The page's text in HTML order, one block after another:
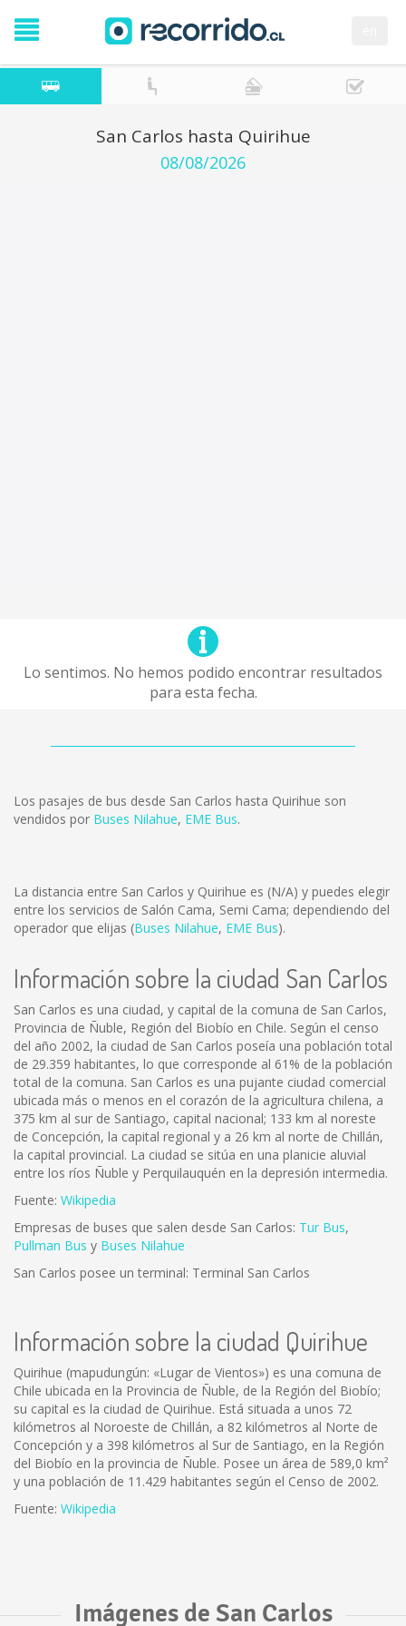
San Carlos hasta Quirihue
08/08/2026
Lo sentimos. No hemos podido encontrar resultados
para esta fecha.
Los pasajes de bus desde San Carlos hasta Quirihue son
vendidos por Buses Nilahue, EME Bus.
La distancia entre San Carlos y Quirihue es (N/A) y puedes elegir
entre los servicios de Salón Cama, Semi Cama; dependiendo del
operador que elijas (Buses Nilahue, EME Bus).
Información sobre la ciudad San Carlos
San Carlos es una ciudad, y capital de la comuna de San Carlos,
Provincia de Ñuble, Región del Biobío en Chile. Según el censo
del año 2002, la ciudad de San Carlos poseía una población total
de 29.359 habitantes, lo que corresponde al 61% de la población
total de la comuna. San Carlos es una pujante ciudad comercial
ubicada más o menos en el corazón de la agricultura chilena, a
375 km al sur de Santiago, capital nacional; 133 km al noreste
de Concepción, la capital regional y a 26 km al norte de Chillán,
la capital provincial. La ciudad se sitúa en una planicie aluvial
entre los ríos Ñuble y Perquilauquén en la depresión intermedia.
Fuente: Wikipedia
Empresas de buses que salen desde San Carlos: Tur Bus,
Pullman Bus y Buses Nilahue
San Carlos posee un terminal: Terminal San Carlos
Información sobre la ciudad Quirihue
Quirihue (mapudungún: «Lugar de Vientos») es una comuna de
Chile ubicada en la Provincia de Ñuble, de la Región del Biobío;
su capital es la ciudad de Quirihue. Está situada a unos 72
kilómetros al Noroeste de Chillán, a 82 kilómetros al Norte de
Concepción y a 398 kilómetros al Sur de Santiago, en la Región
del Biobío en la provincia de Ñuble. Posee un área de 589,0 km²
y una población de 11.429 habitantes según el Censo de 2002.
Fuente: Wikipedia
Imágenes de San Carlos